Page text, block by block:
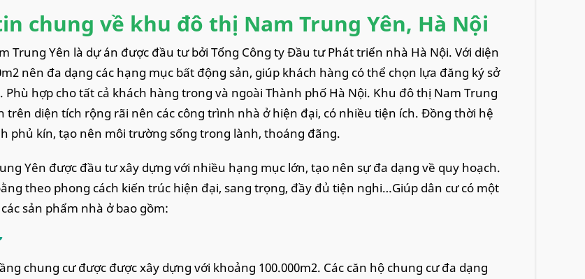
chung về khu đô thị Nam Trung Yên, Hà Nội
Trung Yên là dự án được đầu tư bởi Tổng Công ty Đầu tư Phát triển nhà Hà Nội. Với diện
nên đa dạng các hạng mục bất động sản, giúp khách hàng có thể chọn lựa đăng ký sở
Phù hợp cho tất cả khách hàng trong và ngoài Thành phố Hà Nội. Khu đô thị Nam Trung
trên diện tích rộng rãi nên các công trình nhà ở hiện đại, có nhiều tiện ích. Đồng thời hệ
phủ kín, tạo nên môi trường sống trong lành, thoáng đãng.
Yên được đầu tư xây dựng với nhiều hạng mục lớn, tạo nên sự đa dạng về quy hoạch.
theo phong cách kiến trúc hiện đại, sang trọng, đầy đủ tiện nghi…Giúp dân cư có một
sản phẩm nhà ở bao gồm:
chung cư được được xây dựng với khoảng 100.000m2. Các căn hộ chung cư đa dạng